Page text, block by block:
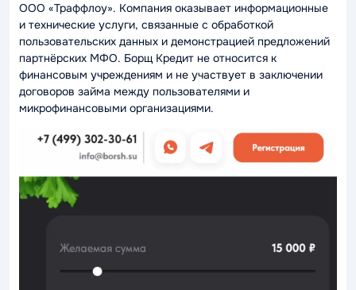
ООО «Траффлоу». Компания оказывает информационные
и технические услуги, связанные с обработкой
пользовательских данных и демонстрацией предложений
партнёрских МФО. Борщ Кредит не относится к
финансовым учреждениям и не участвует в заключении
договоров займа между пользователями и
микрофинансовыми организациями.